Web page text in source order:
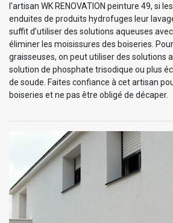
l’artisan WK RENOVATION peinture 49, si
enduites de produits hydrofuges leur
suffit d’utiliser des solutions aqueuses
éliminer les moisissures des boiseries.
graisseuses, on peut utiliser des solutions
solution de phosphate trisodique ou plus
de soude. Faites confiance à cet artisan
boiseries et ne pas être obligé de décaper.